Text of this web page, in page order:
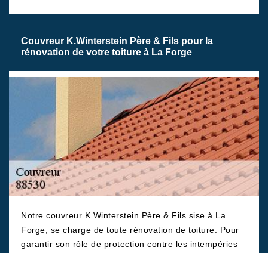
Couvreur K.Winterstein Père & Fils pour la
rénovation de votre toiture à La Forge
Notre couvreur K.Winterstein Père & Fils sise à La
Forge, se charge de toute rénovation de toiture. Pour
garantir son rôle de protection contre les intempéries